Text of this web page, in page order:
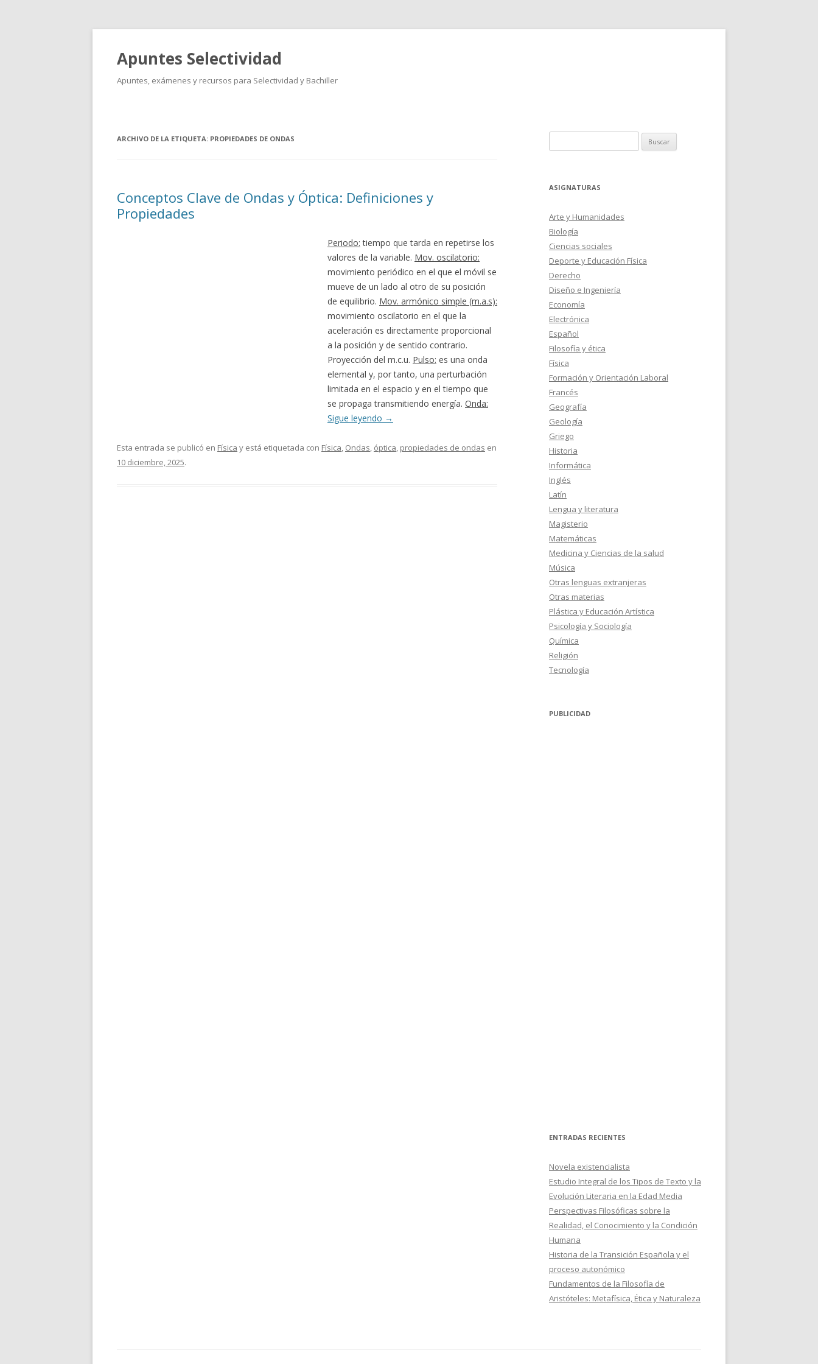
Apuntes Selectividad
Apuntes, exámenes y recursos para Selectividad y Bachiller
ARCHIVO DE LA ETIQUETA: PROPIEDADES DE ONDAS
Conceptos Clave de Ondas y Óptica: Definiciones y
Propiedades
Periodo: tiempo que tarda en repetirse los
valores de la variable. Mov. oscilatorio:
movimiento periódico en el que el móvil se
mueve de un lado al otro de su posición
de equilibrio. Mov. armónico simple (m.a.s):
movimiento oscilatorio en el que la
aceleración es directamente proporcional
a la posición y de sentido contrario.
Proyección del m.c.u. Pulso: es una onda
elemental y, por tanto, una perturbación
limitada en el espacio y en el tiempo que
se propaga transmitiendo energía. Onda:
Sigue leyendo →
Esta entrada se publicó en Física y está etiquetada con Física, Ondas, óptica, propiedades de ondas en
10 diciembre, 2025.
ASIGNATURAS
Arte y Humanidades
Biología
Ciencias sociales
Deporte y Educación Física
Derecho
Diseño e Ingeniería
Economía
Electrónica
Español
Filosofía y ética
Física
Formación y Orientación Laboral
Francés
Geografía
Geología
Griego
Historia
Informática
Inglés
Latín
Lengua y literatura
Magisterio
Matemáticas
Medicina y Ciencias de la salud
Música
Otras lenguas extranjeras
Otras materias
Plástica y Educación Artística
Psicología y Sociología
Química
Religión
Tecnología
PUBLICIDAD
ENTRADAS RECIENTES
Novela existencialista
Estudio Integral de los Tipos de Texto y la
Evolución Literaria en la Edad Media
Perspectivas Filosóficas sobre la
Realidad, el Conocimiento y la Condición
Humana
Historia de la Transición Española y el
proceso autonómico
Fundamentos de la Filosofía de
Aristóteles: Metafísica, Ética y Naturaleza